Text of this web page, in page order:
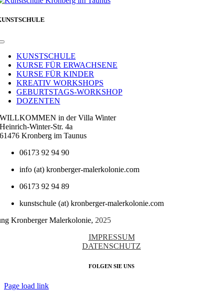
Toggle
NavigationKUNSTSCHULE
KURSE FÜR ERWACHSENE
KURSE FÜR KINDER
KREATIV WORKSHOPS
GEBURTSTAGS-WORKSHOP
DOZENTEN
WILLKOMMEN in der Villa Winter
Heinrich-Winter-Str. 4a
61476 Kronberg im Taunus
06173 92 94 90
info (at) kronberger-malerkolonie.com
06173 92 94 89
kunstschule (at) kronberger-malerkolonie.com
Kronberger Malerkolonie, 2025
IMPRESSUM
DATENSCHUTZ
FOLGEN SIE UNS
Page load link